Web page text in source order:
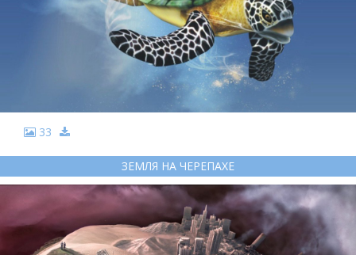
33
ЗЕМЛЯ НА ЧЕРЕПАХЕ